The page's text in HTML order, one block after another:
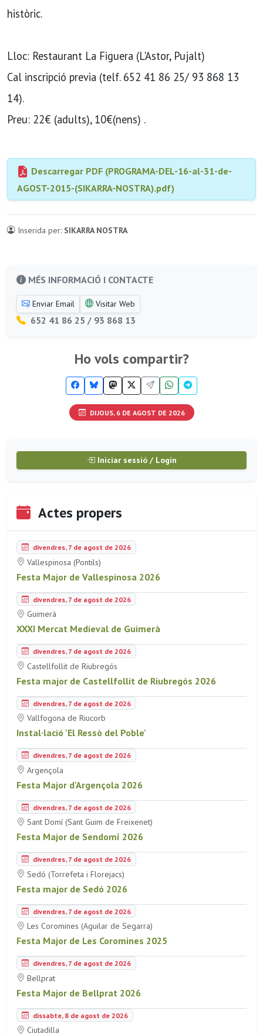
històric.
Lloc: Restaurant La Figuera (L'Astor, Pujalt)
Cal inscripció previa (telf. 652 41 86 25/ 93 868 13
14).
Preu: 22€ (adults), 10€(nens) .
Descarregar PDF (PROGRAMA-DEL-16-al-31-de-
AGOST-2015-(SIKARRA-NOSTRA).pdf)
Inserida per: SIKARRA NOSTRA
MÉS INFORMACIÓ I CONTACTE
Enviar Email Visitar Web
652 41 86 25 / 93 868 13
Ho vols compartir?
DIJOUS, 6 DE AGOST DE 2026
Iniciar sessió / Login
Actes propers
divendres, 7 de agost de 2026
Vallespinosa (Pontils)
Festa Major de Vallespinosa 2026
divendres, 7 de agost de 2026
Guimerà
XXXI Mercat Medieval de Guimerà
divendres, 7 de agost de 2026
Castellfollit de Riubregós
Festa major de Castellfollit de Riubregós 2026
divendres, 7 de agost de 2026
Vallfogona de Riucorb
Instal·lació 'El Ressò del Poble'
divendres, 7 de agost de 2026
Argençola
Festa Major d'Argençola 2026
divendres, 7 de agost de 2026
Sant Domí (Sant Guim de Freixenet)
Festa Major de Sendomí 2026
divendres, 7 de agost de 2026
Sedó (Torrefeta i Florejacs)
Festa major de Sedó 2026
divendres, 7 de agost de 2026
Les Coromines (Aguilar de Segarra)
Festa Major de Les Coromines 2025
divendres, 7 de agost de 2026
Bellprat
Festa Major de Bellprat 2026
dissabte, 8 de agost de 2026
Ciutadilla